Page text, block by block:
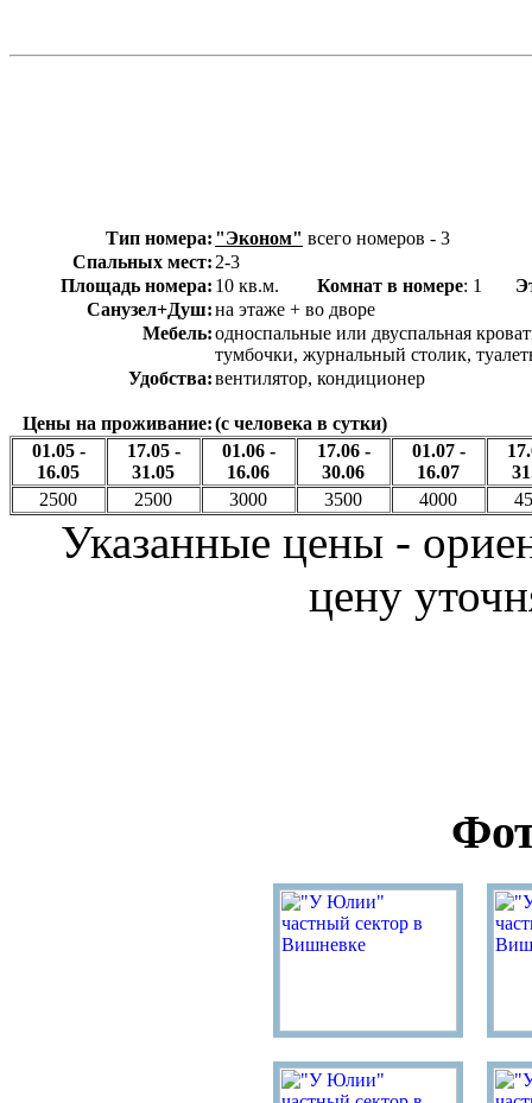
Тип номера: "Эконом" всего номеров - 3
Спальных мест: 2-3
Площадь номера: 10 кв.м. Комнат в номере: 1
Санузел+Душ:на этаже + во дворе
Мебель:односпальные или двуспальная
тумбочки, журнальный столик,
Удобства:вентилятор, кондиционер
Цены на проживание:(с человека в сутки)
01.05 -
16.05
17.05 -
31.05
01.06 -
16.06
17.06 -
30.06
01.07 -
16.07
2500
2500 3000 3500 4000
Указанные цены -
цену